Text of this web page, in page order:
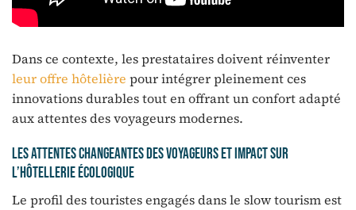
Dans ce contexte, les prestataires doivent réinventer
leur offre hôtelière pour intégrer pleinement ces
innovations durables tout en offrant un confort adapté
aux attentes des voyageurs modernes.
Les attentes changeantes des voyageurs et impact sur
l’hôtellerie écologique
Le profil des touristes engagés dans le slow tourism est